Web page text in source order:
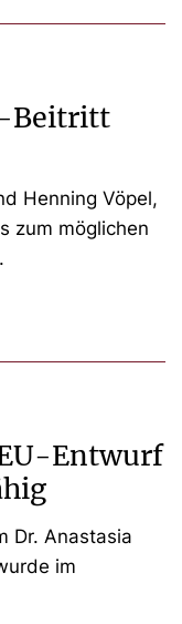
Beitritt
Henning Vöpel,
zum möglichen
Entwurf
Dr. Anastasia
im